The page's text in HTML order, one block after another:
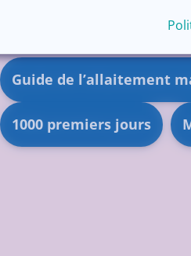
Guide de l’allaitement
1000 premiers jours